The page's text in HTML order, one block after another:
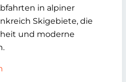
in alpiner
Skigebiete, die
und moderne